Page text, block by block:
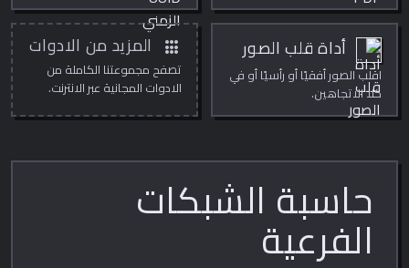
أداة قلب الصور
اقلب الصور أفقيًا أو رأسيًا أو في
كلا الاتجاهين.
apps المزيد من الادوات
تصفح مجموعتنا الكاملة من
الادوات المجانية عبر الانترنت.
حاسبة الشبكات
الفرعية